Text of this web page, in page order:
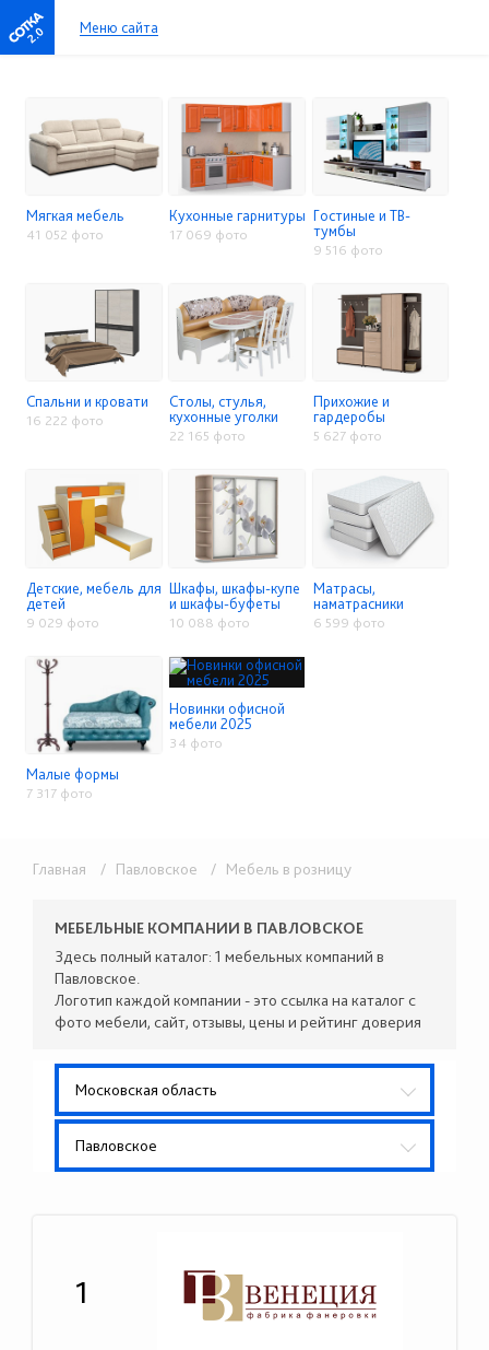
2.0 Меню сайта
Мягкая мебель
41 052 фото
Кухонные гарнитуры
17 069 фото
Гостиные и ТВ-
тумбы
9 516 фото
Спальни и кровати
16 222 фото
Столы, стулья,
кухонные уголки
22 165 фото
Прихожие и
гардеробы
5 627 фото
Детские, мебель для
детей
9 029 фото
Шкафы, шкафы-купе
и шкафы-буфеты
10 088 фото
Матрасы,
наматрасники
6 599 фото
Малые формы
7 317 фото
Новинки офисной
мебели 2025
34 фото
Главная / Павловское / Мебель в розницу
МЕБЕЛЬНЫЕ КОМПАНИИ В ПАВЛОВСКОЕ
Здесь полный каталог: 1 мебельных компаний в
Павловское.
Логотип каждой компании - это ссылка на каталог с
фото мебели, сайт, отзывы, цены и рейтинг доверия
Московская область
Павловское
1